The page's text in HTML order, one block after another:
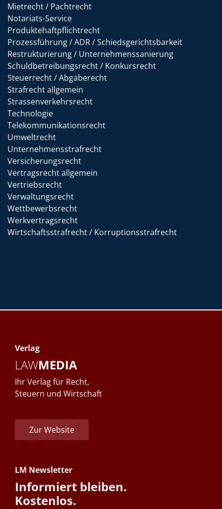
Mietrecht / Pachtrecht
Notariats-Service
Produktehaftpflichtrecht
Prozessführung / ADR / Schiedsgerichtsbarkeit
Restrukturierung / Unternehmenssanierung
Schuldbetreibungsrecht / Konkursrecht
Steuerrecht / Abgaberecht
Strafrecht allgemein
Strassenverkehrsrecht
Technologie
Telekommunikationsrecht
Umweltrecht
Unternehmensstrafrecht
Versicherungsrecht
Vertragsrecht allgemein
Vertriebsrecht
Verwaltungsrecht
Wettbewerbsrecht
Werkvertragsrecht
Wirtschaftsstrafrecht / Korruptionsstrafrecht
Verlag
LAWMEDIA
Ihr Verlag für Recht,
Steuern und Wirtschaft
Zur Website
LM Newsletter
Informiert bleiben.
Kostenlos.